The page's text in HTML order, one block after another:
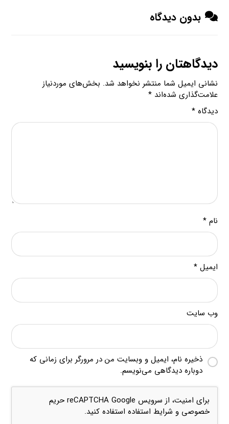
بدون دیدگاه
دیدگاهتان را بنویسید
نشانی ایمیل شما منتشر نخواهد شد. بخش‌های موردنیاز
علامت‌گذاری شده‌اند*
دیدگاه*
نام*
ایمیل*
وب‌ سایت
ذخیره نام، ایمیل و وبسایت من در مرورگر برای زمانی که
دوباره دیدگاهی می‌نویسم.
برای امنیت، از سرویس reCAPTCHA Google
حریم
خصوصی و شرایط استفاده استفاده کنید.